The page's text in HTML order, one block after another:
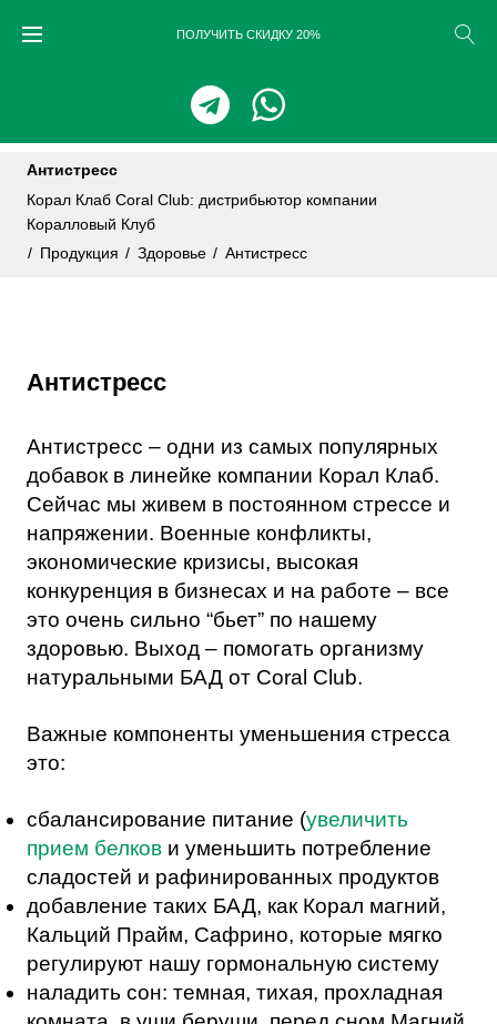
ПОЛУЧИТЬ СКИДКУ 20%
Антистресс
Корал Клаб Coral Club: дистрибьютор компании
Коралловый Клуб
/ Продукция / Здоровье / Антистресс
Антистресс
Антистресс – одни из самых популярных
добавок в линейке компании Корал Клаб.
Сейчас мы живем в постоянном стрессе и
напряжении. Военные конфликты,
экономические кризисы, высокая
конкуренция в бизнесах и на работе – все
это очень сильно “бьет” по нашему
здоровью. Выход – помогать организму
натуральными БАД от Coral Club.
Важные компоненты уменьшения стресса
это:
сбалансирование питание (увеличить
прием белкови уменьшить потребление
сладостей и рафинированных продуктов
добавление таких БАД, как Корал магний,
Кальций Прайм, Сафрино, которые мягко
регулируют нашу гормональную систему
наладить сон: темная, тихая, прохладная